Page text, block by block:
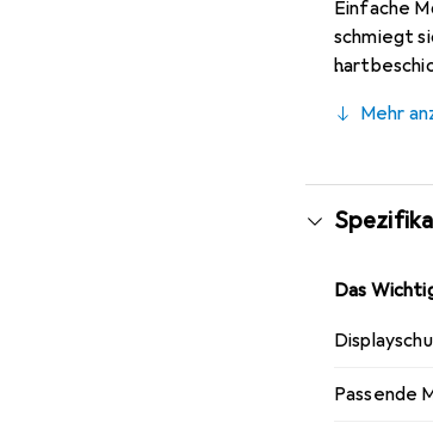
Einfache
schmiegt
Mehr
Das
Passende